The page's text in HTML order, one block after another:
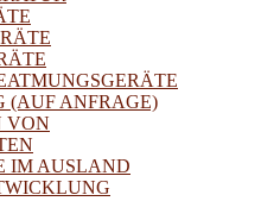
(AUF ANFRAGE)
VON
IM AUSLAND